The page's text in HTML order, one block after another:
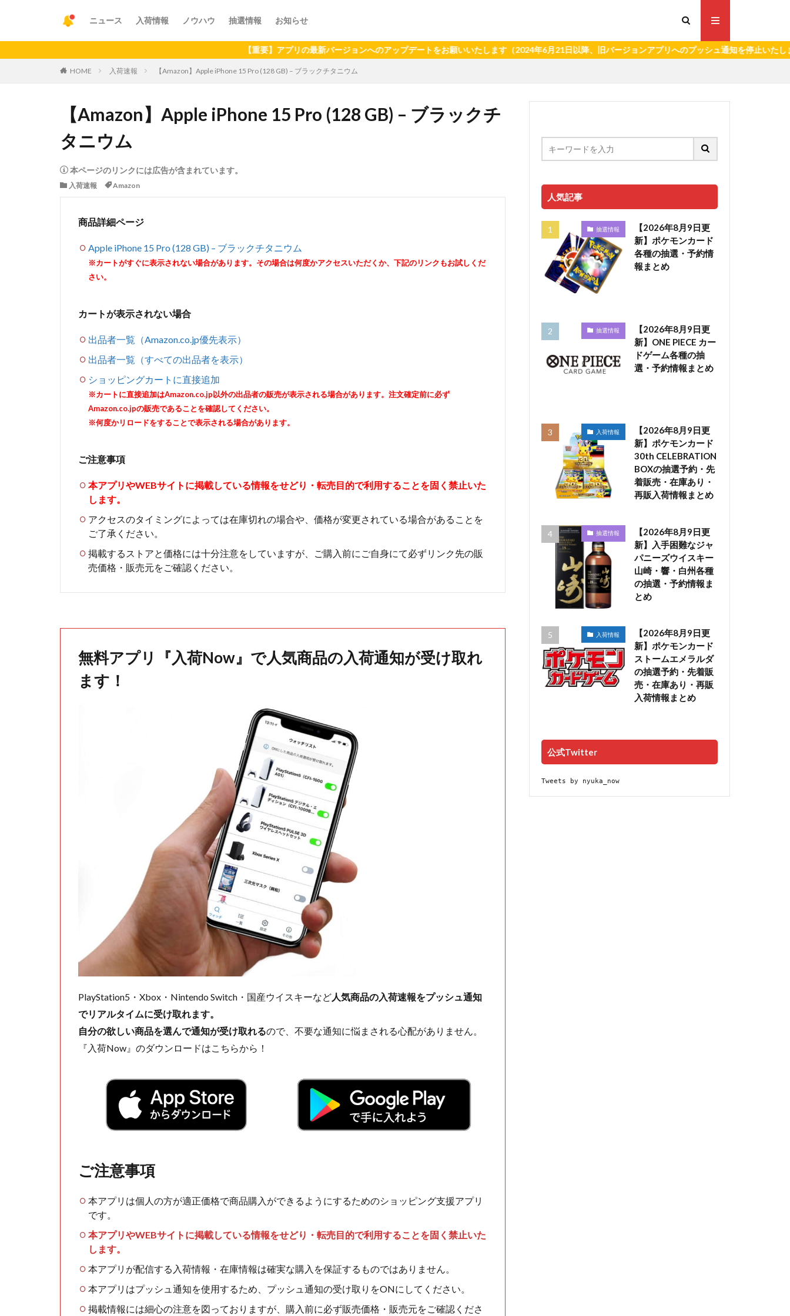
ニュース 入荷情報 ノウハウ 抽選情報 お知らせ
【重要】アプリの最新バージョンへのアップデートをお願いいたします（2024年6月21日以降、旧バージョンアプリへのプッシュ通知を停止いたします。）
HOME 入荷速報 【Amazon】Apple iPhone 15 Pro (128 GB) – ブラックチタニウム
【Amazon】Apple iPhone 15 Pro (128 GB) – ブラックチ
タニウム
本ページのリンクには広告が含まれています。
入荷速報 Amazon
商品詳細ページ
Apple iPhone 15 Pro (128 GB) – ブラックチタニウム
※カートがすぐに表示されない場合があります。その場合は何度かアクセスいただくか、下記のリンクもお試しくだ
さい。
カートが表示されない場合
出品者一覧（Amazon.co.jp優先表示）
出品者一覧（すべての出品者を表示）
ショッピングカートに直接追加
※カートに直接追加はAmazon.co.jp以外の出品者の販売が表示される場合があります。注文確定前に必ず
Amazon.co.jpの販売であることを確認してください。
※何度かリロードをすることで表示される場合があります。
ご注意事項
本アプリやWEBサイトに掲載している情報をせどり・転売目的で利用することを固く禁止いた
します。
アクセスのタイミングによっては在庫切れの場合や、価格が変更されている場合があることを
ご了承ください。
掲載するストアと価格には十分注意をしていますが、ご購入前にご自身にて必ずリンク先の販
売価格・販売元をご確認ください。
無料アプリ『入荷Now』で人気商品の入荷通知が受け取れ
ます！
PlayStation5・Xbox・Nintendo Switch・国産ウイスキーなど人気商品の入荷速報をプッシュ通知
でリアルタイムに受け取れます。
自分の欲しい商品を選んで通知が受け取れるので、不要な通知に悩まされる心配がありません。
『入荷Now』のダウンロードはこちらから！
ご注意事項
本アプリは個人の方が適正価格で商品購入ができるようにするためのショッピング支援アプリ
です。
本アプリやWEBサイトに掲載している情報をせどり・転売目的で利用することを固く禁止いた
します。
本アプリが配信する入荷情報・在庫情報は確実な購入を保証するものではありません。
本アプリはプッシュ通知を使用するため、プッシュ通知の受け取りをONにしてください。
掲載情報には細心の注意を図っておりますが、購入前に必ず販売価格・販売元をご確認くださ
人気記事
抽選情報
【2026年8月9日更
新】ポケモンカード
各種の抽選・予約情
報まとめ
抽選情報
【2026年8月9日更
新】ONE PIECE カー
ドゲーム各種の抽
選・予約情報まとめ
入荷情報
【2026年8月9日更
新】ポケモンカード
30th CELEBRATION
BOXの抽選予約・先
着販売・在庫あり・
再販入荷情報まとめ
抽選情報
【2026年8月9日更
新】入手困難なジャ
パニーズウイスキー
山崎・響・白州各種
の抽選・予約情報ま
とめ
入荷情報
【2026年8月9日更
新】ポケモンカード
ストームエメラルダ
の抽選予約・先着販
売・在庫あり・再販
入荷情報まとめ
公式Twitter
Tweets by nyuka_now